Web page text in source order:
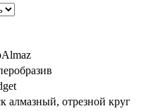
алмазный, отрезной круг